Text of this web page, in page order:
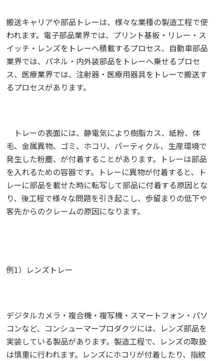
搬送キャリアや部品トレーは、様々な業種の製造工程で使
われます。電子部品業界では、プリント基板・リレー・ス
イッチ・レンズをトレーへ積載するプロセス、自動車部品
業界では、パネル・内外装部品をトレーへ乗せるプロセ
ス、医療業界では、注射器・医療用器具をトレーで搬送す
るプロセスがあります。
トレーの表面には、静電気により樹脂カス、紙粉、体
毛、金属異物、ゴミ、ホコリ、パーティクル、生産環境で
発生した粉塵、が付着することがあります。トレーは部品
を入れるための容器です。トレーに異物が付着すると、ト
レーに部品を載せた時に転写して部品に付着する原因とな
り、後工程で様々な問題を引き起こし、歩留まりの低下や
客先からのクレームの原因になります。
例1）レンズトレー
デジタルカメラ・複合機・複写機・スマートフォン・パソ
コンなど、コンシューマープロダクツには、レンズ部品を
実装している製品があります。製造工程で、レンズの取扱
は慎重に行われます。レンズにホコリが付着したり、指紋